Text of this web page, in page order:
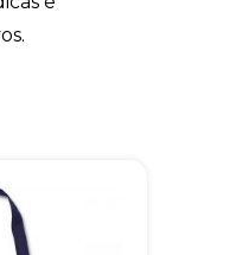
Eu concordo em receber